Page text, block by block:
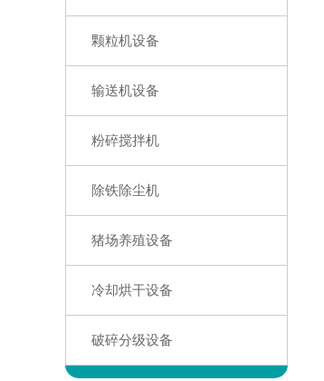
颗粒机设备
输送机设备
粉碎搅拌机
除铁除尘机
猪场养殖设备
冷却烘干设备
破碎分级设备